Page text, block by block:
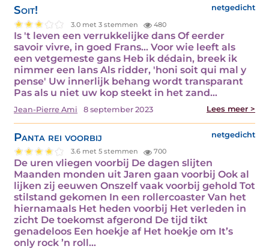
Soit! netgedicht
3.0 met 3 stemmen 480
Is 't leven een verrukkelijke dans Of eerder
savoir vivre, in goed Frans... Voor wie leeft als
een vetgemeste gans Heb ik dédain, breek ik
nimmer een lans Als ridder, 'honi soit qui mal y
pense' Uw innerlijk behang wordt transparant
Pas als u niet uw kop steekt in het zand…
Jean-Pierre Ami 8 september 2023 Lees meer >
Panta rei voorbij netgedicht
3.6 met 5 stemmen 700
De uren vliegen voorbij De dagen slijten
Maanden monden uit Jaren gaan voorbij Ook al
lijken zij eeuwen Onszelf vaak voorbij gehold Tot
stilstand gekomen In een rollercoaster Van het
hiernamaals Het heden voorbij Het verleden in
zicht De toekomst afgerond De tijd tikt
genadeloos Een hoekje af Het hoekje om It’s
only rock ’n roll…